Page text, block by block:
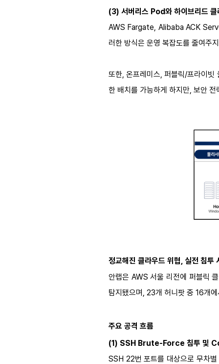
(3) 서버리스 Pod와 하이브리드 클
AWS Fargate, Alibaba ACK
러한 방식은 운영 복잡도를 줄여주
또한, 온프레미스, 퍼블릭/프라이빗
한 배치를 가능하게 하지만, 보안
정교해진 클라우드 위협, 실전 침투
안랩은 AWS 서울 리전에 퍼블릭
탐지됐으며, 23개 허니팟 중 16개
주요 공격 흐름
(1) SSH Brute-Force 침투 및
SSH 22번 포트를 대상으로 무차